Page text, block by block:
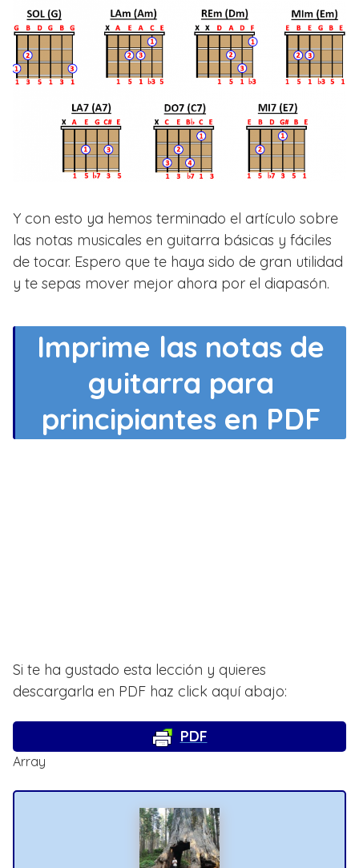
Y con esto ya hemos terminado el artículo sobre
las notas musicales en guitarra básicas y fáciles
de tocar. Espero que te haya sido de gran utilidad
y te sepas mover mejor ahora por el diapasón.
Imprime las notas de
guitarra para
principiantes en PDF
Si te ha gustado esta lección y quieres
descargarla en PDF haz click aquí abajo:
PDF
Array